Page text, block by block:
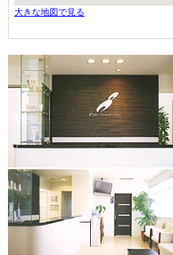
大きな地図で見る